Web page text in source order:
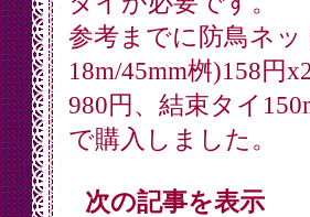
参考までに防鳥ネッ
18m/45mm桝)158円
980円、結束タイ
で購入しました。
次の記事を表示